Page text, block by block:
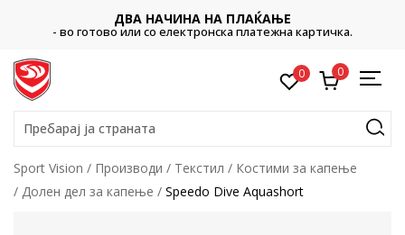
ДВА НАЧИНА НА ПЛАЌАЊЕ
- во готово или со електронска платежна картичка.
0 0
Пребарај ја страната
Sport Vision Производи Текстил
Костими за капење
Долен дел за капење
Speedo Dive Aquashort